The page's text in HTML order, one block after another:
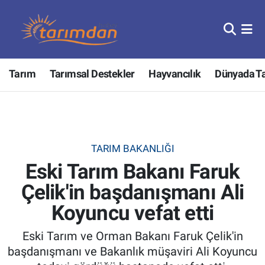
Tarım Tarımsal Destekler Hayvancılık Dünyada
TARIM BAKANLIĞI
Eski Tarım Bakanı Faruk
Çelik'in başdanışmanı Ali
Koyuncu vefat etti
Eski Tarım ve Orman Bakanı Faruk Çelik'in
başdanışmanı ve Bakanlık müşaviri Ali Koyuncu
Tarım
Hayvancılık
Tarımsal Destekler
Tarım Bakanlığı
Tarım Kredi Kooperatifleri
Nöbetçi Eczaneler
Hava Durumu
Tüm Manşetler
Son Dakika Haberleri
Haber Arşivi